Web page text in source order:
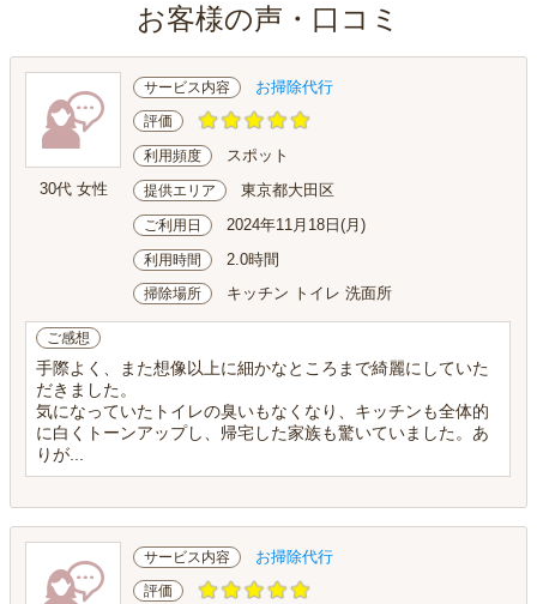
お客様の声・口コミ
30代 女性
サービス内容 お掃除代行
評価
利用頻度 スポット
提供エリア 東京都大田区
ご利用日 2024年11月18日(月)
利用時間 2.0時間
掃除場所 キッチン トイレ 洗面所
ご感想
手際よく、また想像以上に細かなところまで綺麗にしていた
だきました。
気になっていたトイレの臭いもなくなり、キッチンも全体的
に白くトーンアップし、帰宅した家族も驚いていました。あ
りが...
サービス内容 お掃除代行
評価